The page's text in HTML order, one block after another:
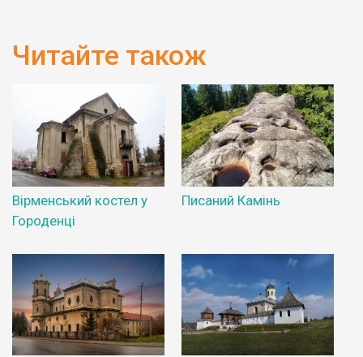
Читайте також
Вірменський костел у
Городенці
Писаний Камінь